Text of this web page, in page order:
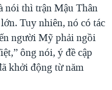
nói thì trận Mậu Thân
Tuy nhiên, nó có tác
người Mỹ phải ngồi
ông nói, ý đề cập
khởi động từ năm